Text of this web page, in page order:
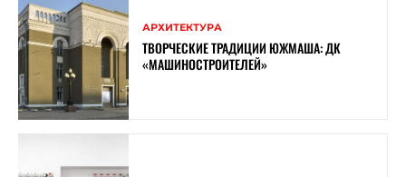
АРХИТЕКТУРА
ТВОРЧЕСКИЕ ТРАДИЦИИ ЮЖМАША: ДК
«МАШИНОСТРОИТЕЛЕЙ»